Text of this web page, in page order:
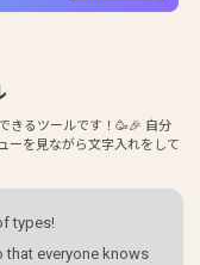
きるツールです！🥳🎉 自分
ーを見ながら文字入れをして
types!
that everyone knows